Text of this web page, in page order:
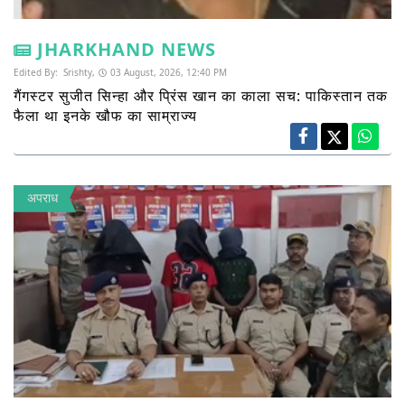
JHARKHAND NEWS
Edited By: Srishty, 03 August, 2026, 12:40 PM
गैंगस्टर सुजीत सिन्हा और प्रिंस खान का काला सच: पाकिस्तान तक
फैला था इनके खौफ का साम्राज्य
अपराध